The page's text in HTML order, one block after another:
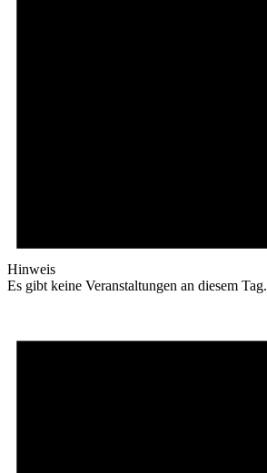
Hinweis
Es gibt keine Veranstaltungen an diesem Tag.